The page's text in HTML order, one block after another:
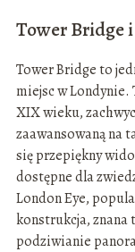
Tower Bridge
Tower Bridge to
miejsc w Londynie.
XIX wieku,
zaawansowaną na
się przepiękny
dostępne dla
London Eye,
konstrukcja,
podziwianie